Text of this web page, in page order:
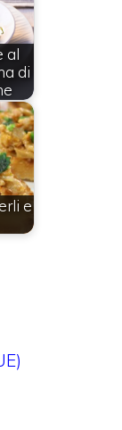
al
di
e